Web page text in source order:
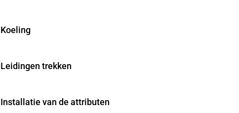
Koeling
Leidingen trekken
Installatie van de attributen